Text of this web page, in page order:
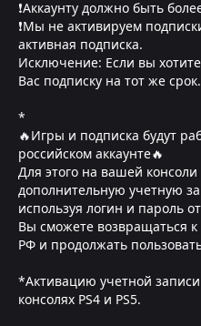
❗Аккаунту должно быть
❗Мы не активируем
активная подписка.
Исключение: Если вы
Вас подписку на тот же срок.
*
🔥Игры и подписка будут
российском аккаунте🔥
Для этого на вашей
дополнительную учетную
используя логин и пароль
Вы сможете возвращаться к
РФ и продолжать
*Активацию учетной
консолях PS4 и PS5.